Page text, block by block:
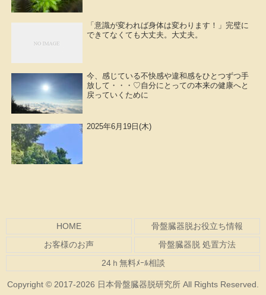
「意識が変われば身体は変わります！」完璧に
できてなくても大丈夫。大丈夫。
今、感じている不快感や違和感をひとつずつ手
放して・・・♡自分にとっての本来の健康へと
戻っていくために
2025年6月19日(木)
HOME
骨盤臓器脱お役立ち情報
お客様のお声
骨盤臓器脱 処置方法
24ｈ無料ﾒｰﾙ相談
Copyright © 2017-2026 日本骨盤臓器脱研究所 All Rights Reserved.